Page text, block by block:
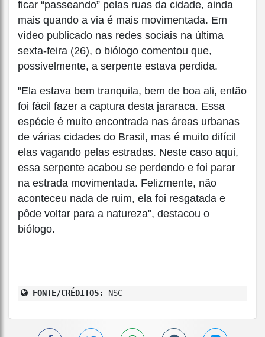
ficar “passeando” pelas ruas da cidade, ainda
mais quando a via é mais movimentada. Em
vídeo publicado nas redes sociais na última
sexta-feira (26), o biólogo comentou que,
possivelmente, a serpente estava perdida.
"Ela estava bem tranquila, bem de boa ali, então
foi fácil fazer a captura desta jararaca. Essa
espécie é muito encontrada nas áreas urbanas
de várias cidades do Brasil, mas é muito difícil
elas vagando pelas estradas. Neste caso aqui,
essa serpente acabou se perdendo e foi parar
na estrada movimentada. Felizmente, não
aconteceu nada de ruim, ela foi resgatada e
pôde voltar para a natureza", destacou o
biólogo.
FONTE/CRÉDITOS: NSC